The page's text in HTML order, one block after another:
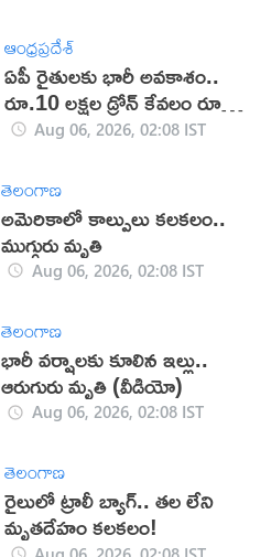
ఆంధ్రప్రదేశ్
ఏపీ రైతులకు భారీ అవకాశం..
రూ.10 లక్షల డ్రోన్ కేవలం రూ.2
లక్షలకే!Aug 06, 2026, 02:08 IST
తెలంగాణ
అమెరికాలో కాల్పులు కలకలం..
ముగ్గురు మృతి
Aug 06, 2026, 02:08 IST
తెలంగాణ
భారీ వర్షాలకు కూలిన ఇల్లు..
ఆరుగురు మృతి (వీడియో)
Aug 06, 2026, 02:08 IST
తెలంగాణ
రైలులో ట్రాలీ బ్యాగ్.. తల లేని
మృతదేహం కలకలం!